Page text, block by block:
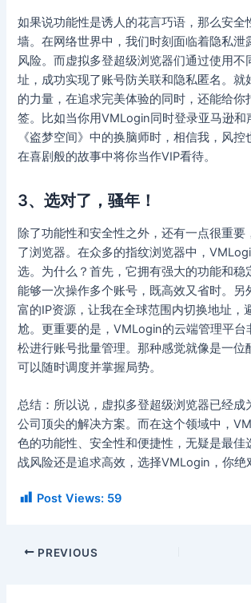
如果说功能性是诱人的花言巧语，那么安全
墙。在网络世界中，我们时刻面临着隐私泄
风险。而虚拟多登超级浏览器们通过使用不
址，成功实现了账号防关联和隐私匿名。就
的力量，在追求完美体验的同时，还能给你
签。比如当你用VMLogin同时登录亚马逊和
《盗梦空间》中的换脑师时，相信我，风控
在喜剧般的故事中将你当作VIP看待。
3、选对了，骚年！
除了功能性和安全性之外，还有一点很重要
了浏览器。在众多的指纹浏览器中，
选。为什么？首先，它拥有强大的功能和稳
能够一次操作多个账号，既高效又省时。另
富的IP资源，让我在全球范围内切换地址，
尬。更重要的是，VMLogin的云端管理平台
松进行账号批量管理。那种感觉就像是一位
可以随时调度并掌握局势。
总结：所以说，虚拟多登超级浏览器已经成
公司顶尖的解决方案。而在这个领域中，
色的功能性、安全性和便捷性，无疑是最佳
战风险还是追求高效，选择VMLogin，你绝
Post Views: 59
PREVIOUS